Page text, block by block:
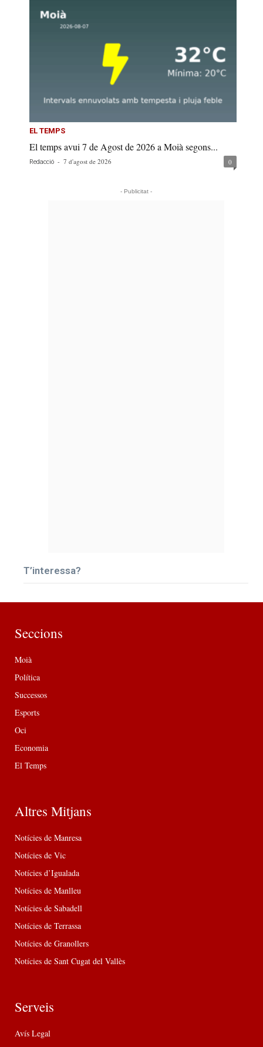
EL TEMPS
El temps avui 7 de Agost de 2026 a Moià segons...
Redacció - 7 d'agost de 2026 0
- Publicitat -
T’interessa?
Seccions
Moià
Política
Successos
Esports
Oci
Economia
El Temps
Altres Mitjans
Notícies de Manresa
Notícies de Vic
Notícies d’Igualada
Notícies de Manlleu
Notícies de Sabadell
Notícies de Terrassa
Notícies de Granollers
Notícies de Sant Cugat del Vallès
Serveis
Avís Legal